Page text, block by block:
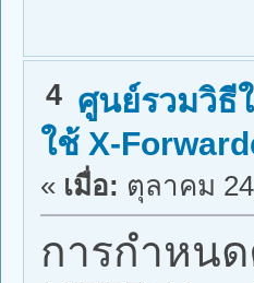
4 ศูนย์รวมวิธี
ใช้ X-
« เมื่อ: ตุลาคม
การกำหนด